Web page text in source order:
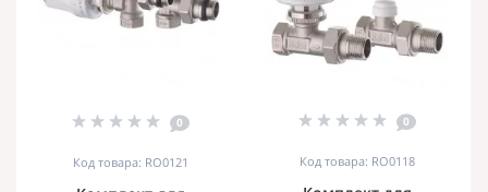
0
Код товара: RO0121
0
Код товара: RO0118